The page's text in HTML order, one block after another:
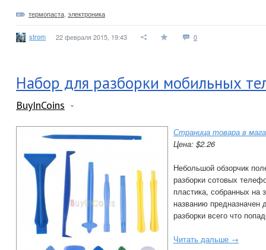
термопаста электроника
strom 22 февраля 2015, 19:43 0
Набор для разборки мобильных
BuyInCoins
Страница товара в
Цена: $2.26
Небольшой обзорчик
разборки сотовых
пластика, собранных на
названию
разборки всего что
Читать дальше →